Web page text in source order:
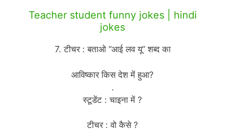
Teacher student funny jokes | hindi
jokes
7. टीचर : बताओ “आई लव यू” शब्द का
आविष्कार किस देश में हुआ?
.
स्टूडेंट : चाइना में ?
टीचर : वो कैसे ?